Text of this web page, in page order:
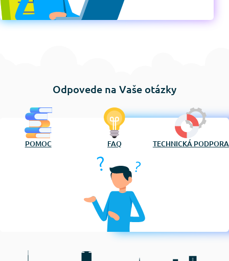
Odpovede na Vaše otázky
POMOC FAQ TECHNICKÁ PODPORA